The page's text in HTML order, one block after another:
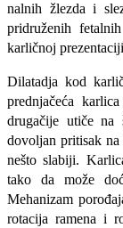
nalnih žlezda i
pridruženih
karličnoj
Dilatadja kod
prednjačeća
drugačije utiče na
dovoljan pritisak
nešto slabiji.
tako da može
Mehanizam
rotacija ramena i